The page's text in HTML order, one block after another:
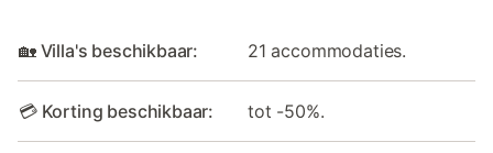
🏡 Villa's beschikbaar: 21 accommodaties.
💳 Korting beschikbaar: tot -50%.